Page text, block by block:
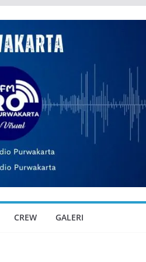
CREW GALERI